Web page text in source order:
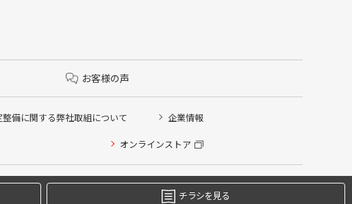
お客様の声
整備に関する弊社取組について 企業情報
オンラインストア
チラシを見る